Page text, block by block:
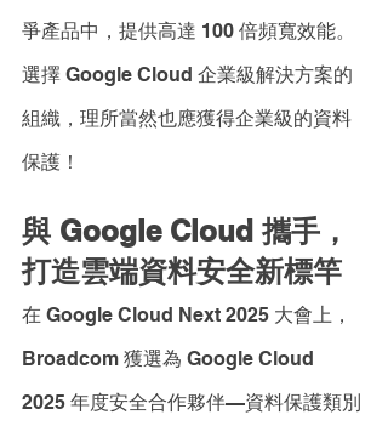
爭產品中，提供高達 100 倍頻寬效能。
選擇 Google Cloud 企業級解決方案的
組織，理所當然也應獲得企業級的資料
保護！
與 Google Cloud 攜手，
打造雲端資料安全新標竿
在 Google Cloud Next 2025 大會上，
Broadcom 獲選為 Google Cloud
2025 年度安全合作夥伴—資料保護類別